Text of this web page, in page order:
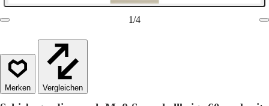
1/4
Vergleichen